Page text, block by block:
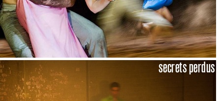
secrets perdus